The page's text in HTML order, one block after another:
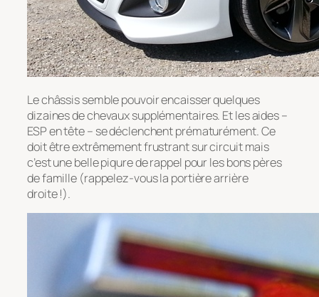
Le châssis semble pouvoir encaisser quelques
dizaines de chevaux supplémentaires. Et les aides –
ESP en tête – se déclenchent prématurément. Ce
doit être extrêmement frustrant sur circuit mais
c’est une belle piqure de rappel pour les bons pères
de famille (rappelez-vous la portière arrière
droite !).